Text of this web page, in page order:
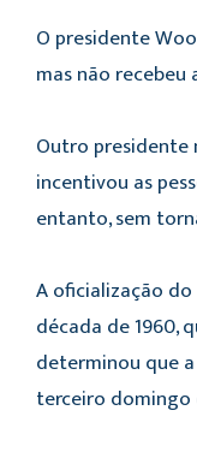
O presidente
mas não recebeu
Outro presidente
incentivou as
entanto, sem
A oficialização do
década de 1960,
determinou que
terceiro domingo